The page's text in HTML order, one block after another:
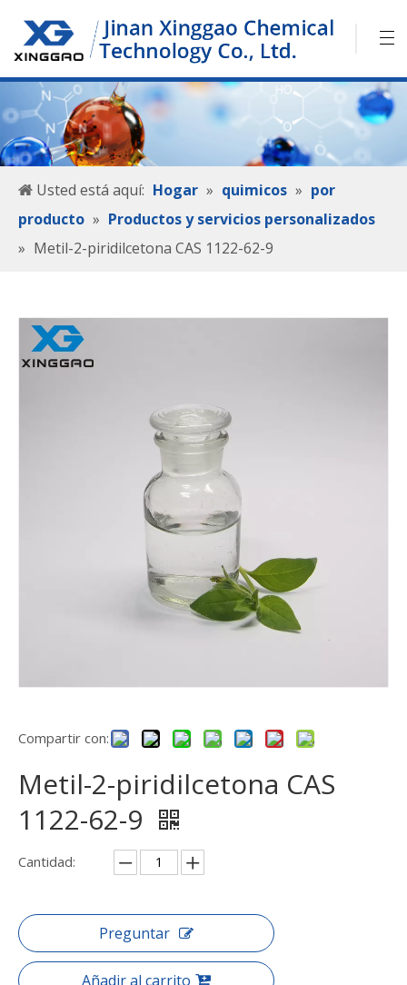
Usted está aquí: Hogar » quimicos » por
producto » Productos y servicios personalizados
» Metil-2-piridilcetona CAS 1122-62-9
Compartir con:
Metil-2-piridilcetona CAS
1122-62-9
Cantidad:
Preguntar
Añadir al carrito